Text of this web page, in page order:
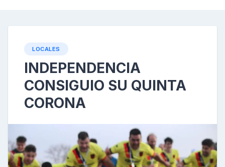
LOCALES
INDEPENDENCIA
CONSIGUIO SU QUINTA
CORONA